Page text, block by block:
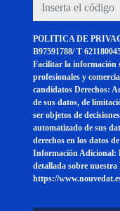
POLITICA DE
B97591788/ T
Facilitar la información
profesionales y
candidatos Derechos:
de sus datos, de
ser objetos de
automatizado de sus
derechos en los datos
Información Adicional:
detallada sobre
https://